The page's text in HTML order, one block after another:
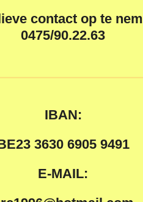
contact op te
0475/90.22.63
IBAN:
3630 6905 9491
E-MAIL: